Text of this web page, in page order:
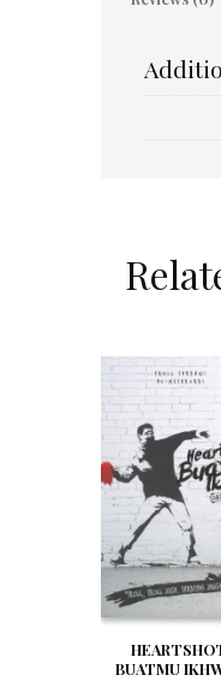
BUATMU